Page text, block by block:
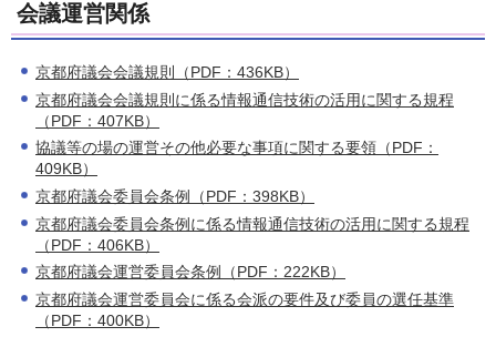
会議運営関係
京都府議会会議規則（PDF：436KB）
京都府議会会議規則に係る情報通信技術の活用に関する規程
（PDF：407KB）
協議等の場の運営その他必要な事項に関する要領（PDF：
409KB）
京都府議会委員会条例（PDF：398KB）
京都府議会委員会条例に係る情報通信技術の活用に関する規程
（PDF：406KB）
京都府議会運営委員会条例（PDF：222KB）
京都府議会運営委員会に係る会派の要件及び委員の選任基準
（PDF：400KB）